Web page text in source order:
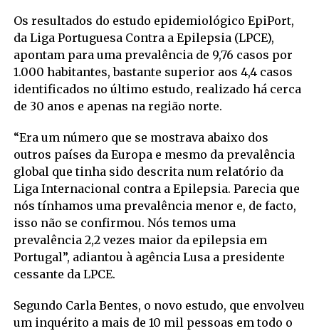
Os resultados do estudo epidemiológico EpiPort,
da Liga Portuguesa Contra a Epilepsia (LPCE),
apontam para uma prevalência de 9,76 casos por
1.000 habitantes, bastante superior aos 4,4 casos
identificados no último estudo, realizado há cerca
de 30 anos e apenas na região norte.
“Era um número que se mostrava abaixo dos
outros países da Europa e mesmo da prevalência
global que tinha sido descrita num relatório da
Liga Internacional contra a Epilepsia. Parecia que
nós tínhamos uma prevalência menor e, de facto,
isso não se confirmou. Nós temos uma
prevalência 2,2 vezes maior da epilepsia em
Portugal”, adiantou à agência Lusa a presidente
cessante da LPCE.
Segundo Carla Bentes, o novo estudo, que envolveu
um inquérito a mais de 10 mil pessoas em todo o